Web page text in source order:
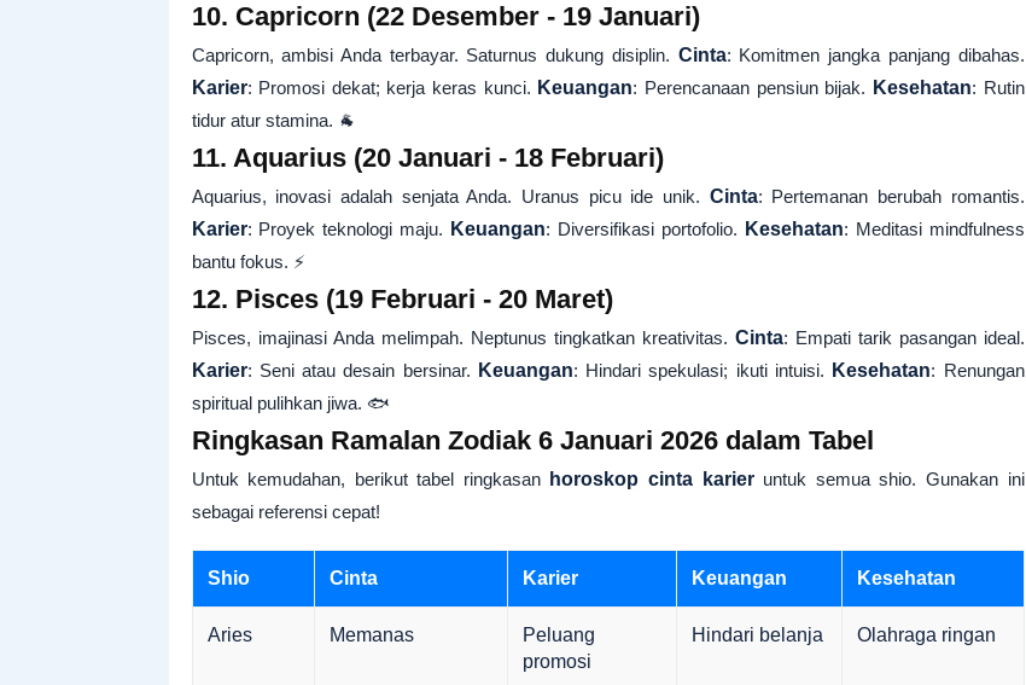
10. Capricorn (22 Desember - 19 Januari)
Capricorn, ambisi Anda terbayar. Saturnus dukung disiplin. Cinta: Komitmen jangka panjang dibahas.
Karier: Promosi dekat; kerja keras kunci. Keuangan: Perencanaan pensiun bijak. Kesehatan: Rutin
tidur atur stamina. 🐐
11. Aquarius (20 Januari - 18 Februari)
Aquarius, inovasi adalah senjata Anda. Uranus picu ide unik. Cinta: Pertemanan berubah romantis.
Karier: Proyek teknologi maju. Keuangan: Diversifikasi portofolio. Kesehatan: Meditasi mindfulness
bantu fokus. ⚡
12. Pisces (19 Februari - 20 Maret)
Pisces, imajinasi Anda melimpah. Neptunus tingkatkan kreativitas. Cinta: Empati tarik pasangan ideal.
Karier: Seni atau desain bersinar. Keuangan: Hindari spekulasi; ikuti intuisi. Kesehatan: Renungan
spiritual pulihkan jiwa. 🐟
Ringkasan Ramalan Zodiak 6 Januari 2026 dalam Tabel
Untuk kemudahan, berikut tabel ringkasan horoskop cinta karieruntuk semua shio. Gunakan ini
sebagai referensi cepat!
Shio Cinta Karier Keuangan Kesehatan
Aries Memanas
Peluang
promosi
Hindari belanja Olahraga ringan